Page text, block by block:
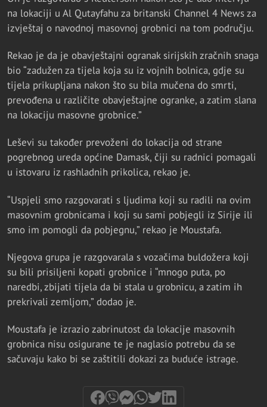
na lokaciji u Al Qutayfahu za britanski Channel 4 News za
izvještaj o navodnoj masovnoj grobnici na tom području.
Rekao je da je obavještajni ogranak sirijskih zračnih snaga
bio “zadužen za tijela koja su iz vojnih bolnica, gdje su
tijela prikupljana nakon što su bila mučena do smrti,
prevođena u različite obavještajne ogranke, a zatim slana
na lokaciju masovne grobnice.”
Leševi su također prevoženi do lokacija od strane
pogrebnog ureda općine Damask, čiji su radnici pomagali
u istovaru iz rashladnih prikolica, rekao je.
“Uspjeli smo razgovarati s ljudima koji su radili na ovim
masovnim grobnicama i koji su sami pobjegli iz Sirije ili
smo im pomogli da pobjegnu,” rekao je Moustafa.
Njegova grupa je razgovarala s vozačima buldožera koji
su bili prisiljeni kopati grobnice i “mnogo puta, po
naredbi, zbijati tijela da bi stala u grobnicu, a zatim ih
prekrivali zemljom,” dodao je.
Moustafa je izrazio zabrinutost da lokacije masovnih
grobnica nisu osigurane te je naglasio potrebu da se
sačuvaju kako bi se zaštitili dokazi za buduće istrage.